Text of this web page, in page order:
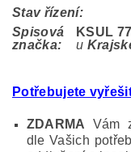
Stav řízení:
Spisová
značka:
KSUL
u
Potřebujete
ZDARMA Vám
dle Vašich